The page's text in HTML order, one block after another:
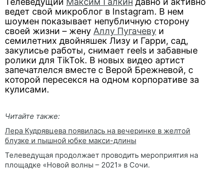
ведет свой микроблог в Instagram. В нем
шоумен показывает непубличную сторону
своей жизни – жену Аллу Пугачеву и
семилетних двойняшек Лизу и Гарри, сад,
закулисье работы, снимает reels и забавные
ролики для TikTok. В новых видео артист
запечатлелся вместе с Верой Брежневой, с
которой пересекся на одном корпоративе за
кулисами.
Читайте также:
Лера Кудрявцева появилась на вечеринке в желтой
блузке и пышной юбке макси-длины
Телеведущая продолжает проводить мероприятия на
площадке «Новой волны – 2021» в Сочи.